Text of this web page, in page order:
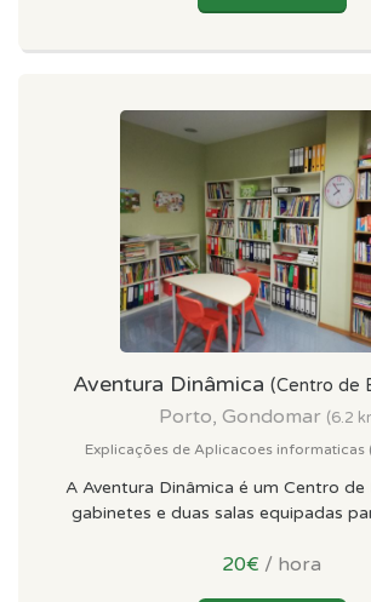
Aventura Dinâmica (Centro de
Porto, Gondomar (6.2
Explicações de Aplicacoes informaticas
A Aventura Dinâmica é um Centro
gabinetes e duas salas equipadas
20€ / hora